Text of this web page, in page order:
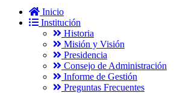
Inicio
Institución
Historia
Misión y Visión
Presidencia
Consejo de Administración
Informe de Gestión
Preguntas Frecuentes